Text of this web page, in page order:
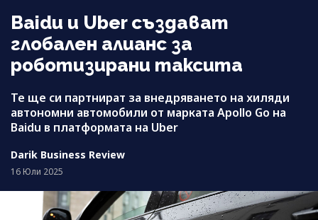
Baidu и Uber създават
глобален алианс за
роботизирани таксита
Те ще си партнират за внедряването на хиляди
автономни автомобили от марката Apollo Go на
Baidu в платформата на Uber
Darik Business Review
16 Юли 2025